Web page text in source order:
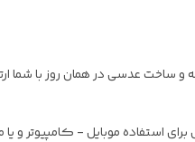
عدسی در همان روز با شما
استفاده موبایل - کامپیوتر و یا